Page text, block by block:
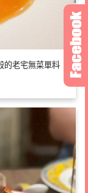
的老宅無菜單料